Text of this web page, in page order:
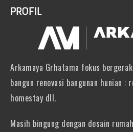
PROFIL
Arkamaya Grhatama fokus
bangun renovasi bangunan hunian :
homestay dll.
Masih bingung dengan desain